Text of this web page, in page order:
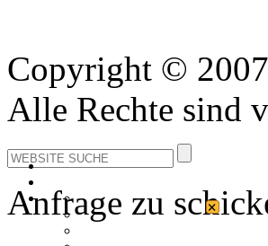
Copyright ©
Alle Rechte sind
Anfrage zu ×